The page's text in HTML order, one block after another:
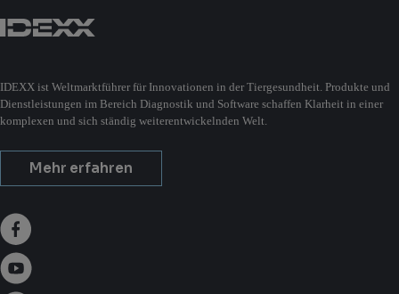
IDEXX ist Weltmarktführer für Innovationen in der Tiergesundheit. Produkte und
Dienstleistungen im Bereich Diagnostik und Software schaffen Klarheit in einer
komplexen und sich ständig weiterentwickelnden Welt.
Mehr erfahren